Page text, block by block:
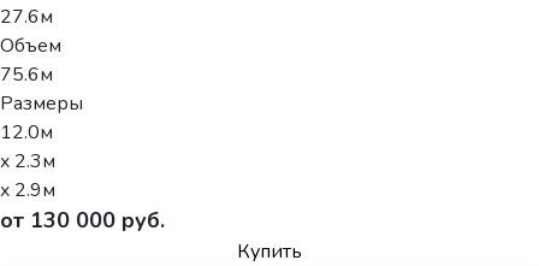
27.6м
Объем
75.6м
Размеры
12.0м
x 2.3м
x 2.9м
от 130 000 руб.
Купить